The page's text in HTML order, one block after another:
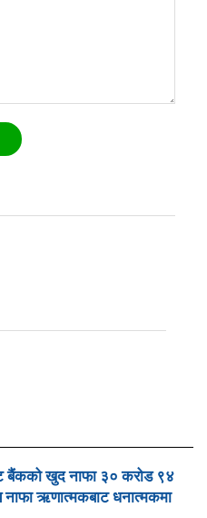
बैंकको खुद नाफा ३० करोड ९४
नाफा ऋणात्मकबाट धनात्मकमा